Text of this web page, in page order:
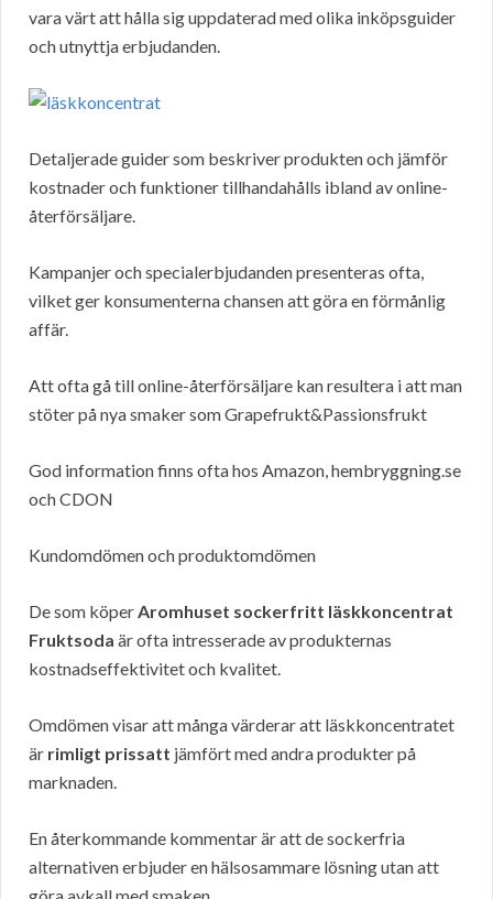
vara värt att hålla sig uppdaterad med olika inköpsguider
och utnyttja erbjudanden.
Detaljerade guider som beskriver produkten och jämför
kostnader och funktioner tillhandahålls ibland av online-
återförsäljare.
Kampanjer och specialerbjudanden presenteras ofta,
vilket ger konsumenterna chansen att göra en förmånlig
affär.
Att ofta gå till online-återförsäljare kan resultera i att man
stöter på nya smaker som Grapefrukt&Passionsfrukt
God information finns ofta hos Amazon, hembryggning.se
och CDON
Kundomdömen och produktomdömen
De som köperAromhuset sockerfritt läskkoncentrat
Fruktsoda är ofta intresserade av produkternas
kostnadseffektivitet och kvalitet.
Omdömen visar att många värderar att läskkoncentratet
är rimligt prissatt jämfört med andra produkter på
marknaden.
En återkommande kommentar är att de sockerfria
alternativen erbjuder en hälsosammare lösning utan att